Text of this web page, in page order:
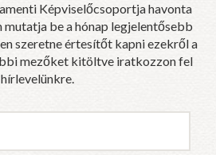
Képviselőcsoportja havonta
mutatja be a hónap legjelentősebb
szeretne értesítőt kapni ezekről a
mezőket kitöltve iratkozzon fel
hírlevelünkre.